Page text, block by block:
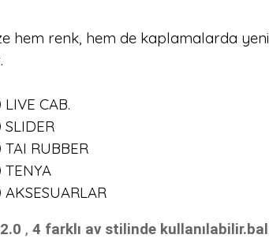
hem renk, hem de kaplamalarda
CAB.
RUBBER
TENYA
, 4 farklı av stilinde